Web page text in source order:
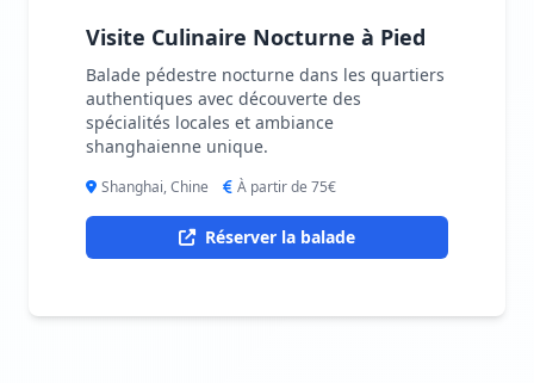
Visite Culinaire Nocturne à Pied
Balade pédestre nocturne dans les quartiers
authentiques avec découverte des
spécialités locales et ambiance
shanghaienne unique.
Shanghai, Chine À partir de 75€
Réserver la balade